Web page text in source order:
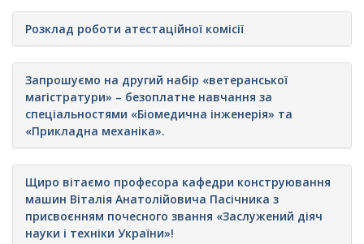
Розклад роботи атестаційної комісії
Запрошуємо на другий набір «ветеранської
магістратури» – безоплатне навчання за
спеціальностями «Біомедична інженерія» та
«Прикладна механіка».
Щиро вітаємо професора кафедри конструювання
машин Віталія Анатолійовича Пасічника з
присвоєнням почесного звання «Заслужений діяч
науки і техніки України»!